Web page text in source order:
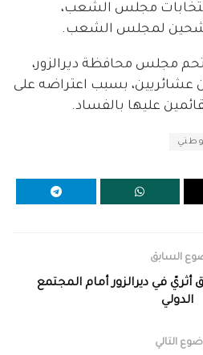
مجلس الشعب،
لمجلس الشعب.
مجلس محافظة ديرالزور،
عشائريين، بسبب اعتراضه على
عليها بالفساد.
السابق
في ديرالزور أمام المجتمع
الدولي
التالي